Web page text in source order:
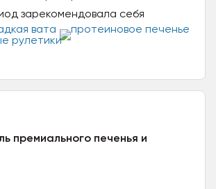
зарекомендовала себя
На данный момент
крупным...
премиального печенья и